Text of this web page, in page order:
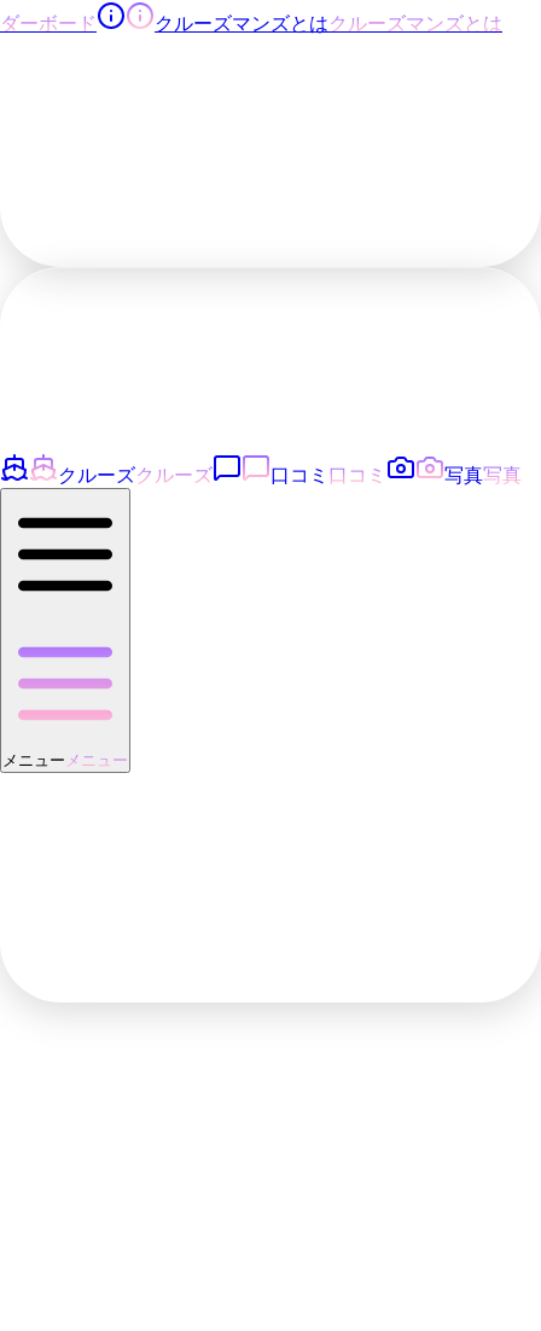
ダーボード
クルーズマンズとはクルーズマンズとは
クルーズクルーズ 口コミ 口コミ 写真写真
メニュー メニュー